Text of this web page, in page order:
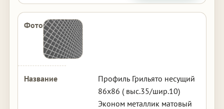
Профиль Грильято несущий
86х86 ( выс.35/шир.10)
Эконом металлик матовый